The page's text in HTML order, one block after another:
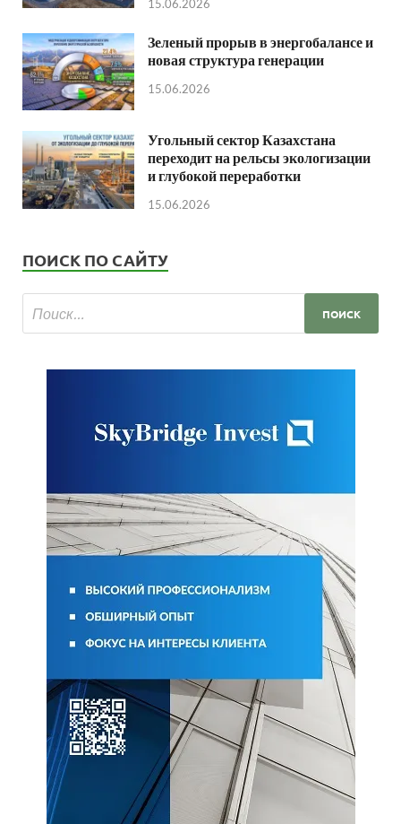
15.06.2026
Зеленый прорыв в энергобалансе и
новая структура генерации
15.06.2026
Угольный сектор Казахстана
переходит на рельсы экологизации
и глубокой переработки
15.06.2026
ПОИСК ПО САЙТУ